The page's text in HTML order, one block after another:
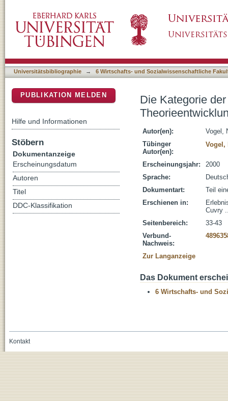
systematische Betrachtung
Universitätsbibliographie → 6 Wirtschafts- und Sozialwissenschaftliche
Die Kategorie
Autor(en):
Vogel,
Tübinger
Autor(en):
Vogel,
Erscheinungsjahr:
2000
Sprache:
Dokumentart:
Teil
Erschienen in:
Cuvry
Seitenbereich:
33-43
Verbund-
Nachweis:
Zur Langanzeige
Das Dokument
6 Wirtschafts- und
PUBLIKATION MELDEN
Hilfe und Informationen
Stöbern
Dokumentanzeige
Erscheinungsdatum
Autoren
Titel
DDC-Klassifikation
Kontakt